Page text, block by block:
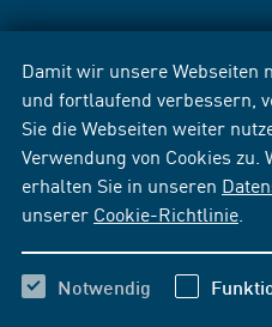
Damit wir unsere
und fortlaufend verbessern,
Sie die Webseiten weiter
Verwendung von Cookies zu.
erhalten Sie in unseren
unserer Cookie-Richtlinie
Notwendig